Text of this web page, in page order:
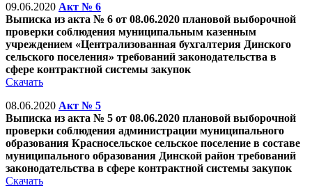
09.06.2020 Акт № 6
Выписка из акта № 6 от 08.06.2020 плановой выборочной
проверки соблюдения муниципальным казенным
учреждением «Централизованная бухгалтерия Динского
сельского поселения» требований законодательства в
сфере контрактной системы закупок
Скачать
08.06.2020 Акт № 5
Выписка из акта № 5 от 08.06.2020 плановой выборочной
проверки соблюдения администрации муниципального
образования Красносельское сельское поселение в составе
муниципального образования Динской район требований
законодательства в сфере контрактной системы закупок
Скачать